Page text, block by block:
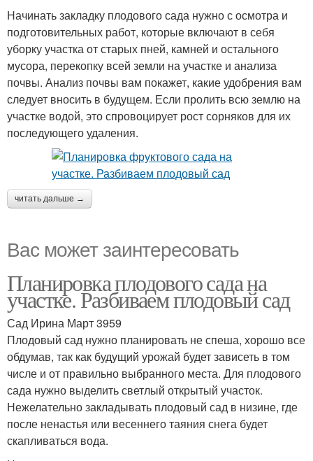
Начинать закладку плодового сада нужно с осмотра и
подготовительных работ, которые включают в себя
уборку участка от старых пней, камней и остального
мусора, перекопку всей земли на участке и анализа
почвы. Анализ почвы вам покажет, какие удобрения вам
следует вносить в будущем. Если пролить всю землю на
участке водой, это спровоцирует рост сорняков для их
последующего удаления.
читать дальше →
Вас может заинтересовать
Планировка плодового сада на
участке. Разбиваем плодовый сад
Сад Ирина Март 3959
Плодовый сад нужно планировать не спеша, хорошо все
обдумав, так как будущий урожай будет зависеть в том
числе и от правильно выбранного места. Для плодового
сада нужно выделить светлый открытый участок.
Нежелательно закладывать плодовый сад в низине, где
после ненастья или весеннего таяния снега будет
скапливаться вода.